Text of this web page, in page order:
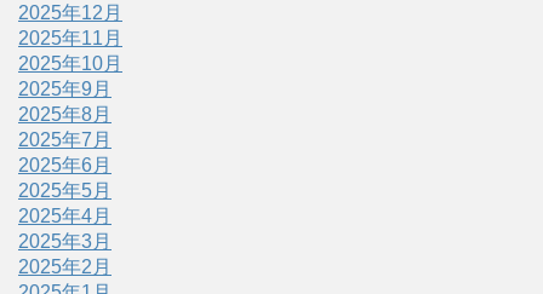
2025年12月
2025年11月
2025年10月
2025年9月
2025年8月
2025年7月
2025年6月
2025年5月
2025年4月
2025年3月
2025年2月